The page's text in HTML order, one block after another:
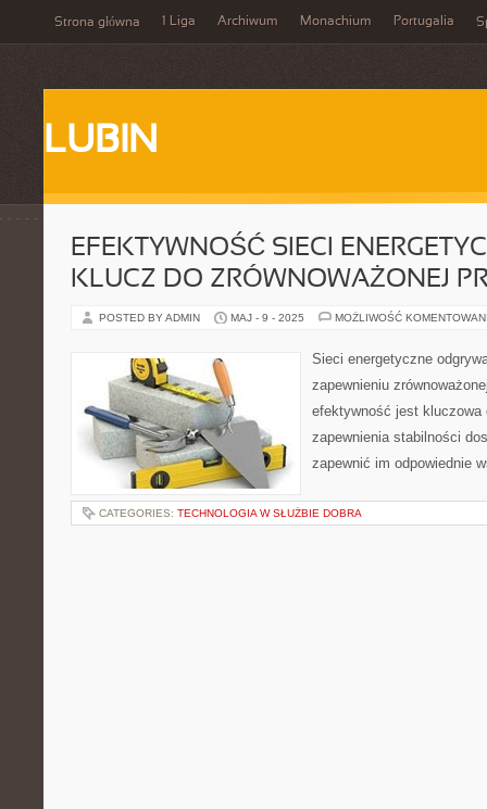
Strona główna 1 Liga Archiwum Monachium Portugalia
LUBIN
EFEKTYWNOŚĆ SIECI
KLUCZ DO ZRÓWNOWAŻONEJ
POSTED BY ADMIN MAJ - 9 - 2025 MOŻLIWOŚĆ
Sieci energetyczne
zapewnieniu
efektywność jest kluczowa
zapewnienia stabilności
zapewnić im odpowiednie
CATEGORIES: TECHNOLOGIA W SŁUŻBIE DOBRA